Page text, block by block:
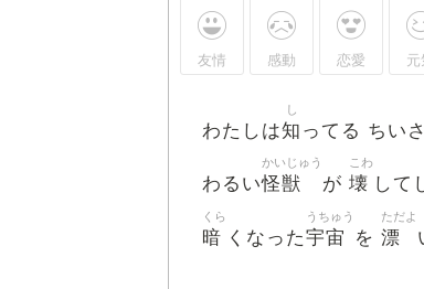
友情 感動 恋愛 元
わたしは知
し
ってる ちい
わるい怪獣
かいじゅう
が 壊
こわ
して
暗
くら
くなった宇宙
うちゅう
を 漂
ただよ